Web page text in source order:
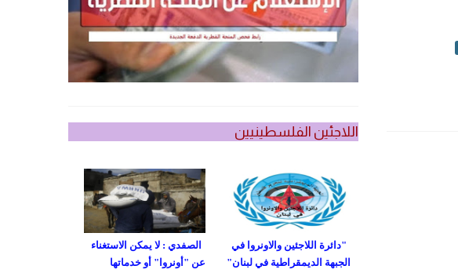
اللاجئين الفلسطينيين
الصفدي : لا يمكن الاستغناء
عن "أونروا" أو خدماتها
"دائرة اللاجئين والاونروا في
الجبهة الديمقراطية في لبنان"